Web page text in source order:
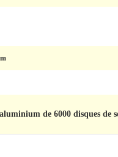
de 6000 disques de